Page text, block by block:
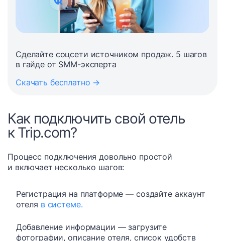
Сделайте соцсети источником продаж. 5 шагов
в гайде от SMM-эксперта
Скачать бесплатно →
Как подключить свой отель
к Trip.com?
Процесс подключения довольно простой
и включает несколько шагов:
Регистрация на платформе — создайте аккаунт
отеля в системе.
Добавление информации — загрузите
фотографии, описание отеля, список удобств